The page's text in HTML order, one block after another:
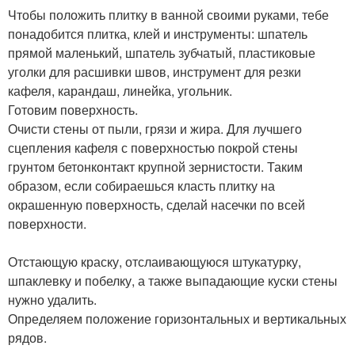
Чтобы положить плитку в ванной своими руками, тебе
понадобится плитка, клей и инструменты: шпатель
прямой маленький, шпатель зубчатый, пластиковые
уголки для расшивки швов, инструмент для резки
кафеля, карандаш, линейка, угольник.
Готовим поверхность.
Очисти стены от пыли, грязи и жира. Для лучшего
сцепления кафеля с поверхностью покрой стены
грунтом бетонконтакт крупной зернистости. Таким
образом, если собираешься класть плитку на
окрашенную поверхность, сделай насечки по всей
поверхности.
Отстающую краску, отслаивающуюся штукатурку,
шпаклевку и побелку, а также выпадающие куски стены
нужно удалить.
Определяем положение горизонтальных и вертикальных
рядов.